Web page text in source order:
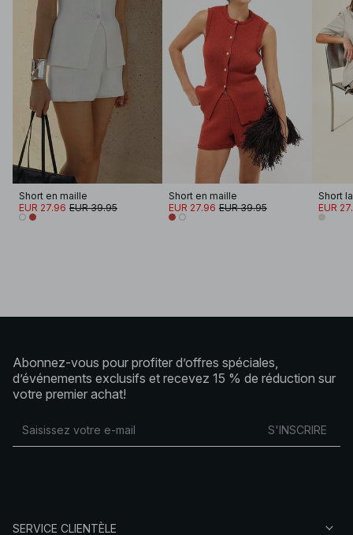
Short en maille
EUR 27.96 EUR 39.95
Short en maille
EUR 27.96 EUR 39.95
Short
EUR
Abonnez-vous pour profiter d’offres spéciales,
d’événements exclusifs et recevez 15 % de réduction sur
votre premier achat!
S'INSCRIRE
SERVICE CLIENTÈLE